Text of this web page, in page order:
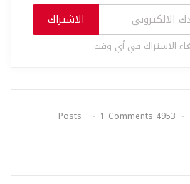
الاشتراك
الاشتراك في أي وقت
4953 Posts
1 Comments